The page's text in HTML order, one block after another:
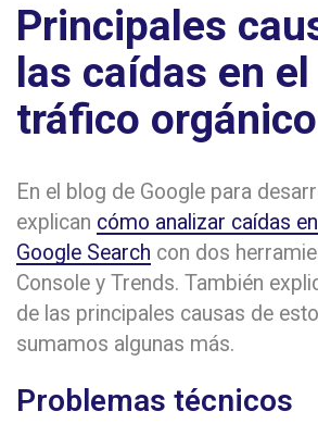
Principales
las caídas en el
tráfico orgánico
En el blog de Google para
explican cómo analizar caídas
Google Search con dos
Console y Trends. También
de las principales causas de
sumamos algunas más.
Problemas técnicos